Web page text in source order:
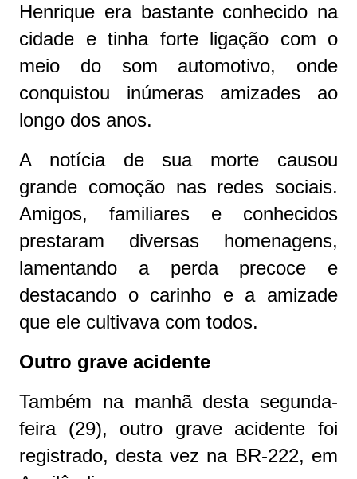
Henrique era bastante conhecido na
cidade e tinha forte ligação com o
meio do som automotivo, onde
conquistou inúmeras amizades ao
longo dos anos.
A notícia de sua morte causou
grande comoção nas redes sociais.
Amigos, familiares e conhecidos
prestaram diversas homenagens,
lamentando a perda precoce e
destacando o carinho e a amizade
que ele cultivava com todos.
Outro grave acidente
Também na manhã desta segunda-
feira (29), outro grave acidente foi
registrado, desta vez na BR-222, em